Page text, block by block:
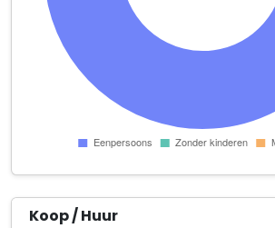
ACG Construct
Peizerweg 97 B11
Advocatenkantoor Swart
Merwedestraat 43
Rabenhauptstraat 33
All In Financial
Boermandestraat 24
Koop / Huur